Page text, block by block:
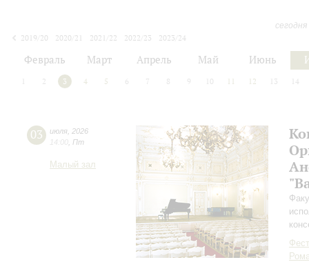
2019/20
2020/21 2021/22 2022/23
2023/24
Февраль Март Апрель Май Июнь
2 3 4 5 6 7 8 9 10 11 12 13 14
03 июля 2026
14:00 Пт
Малый зал